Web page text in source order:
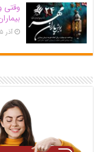
وقتی
آذر ۲۵, ۱۴۰۴